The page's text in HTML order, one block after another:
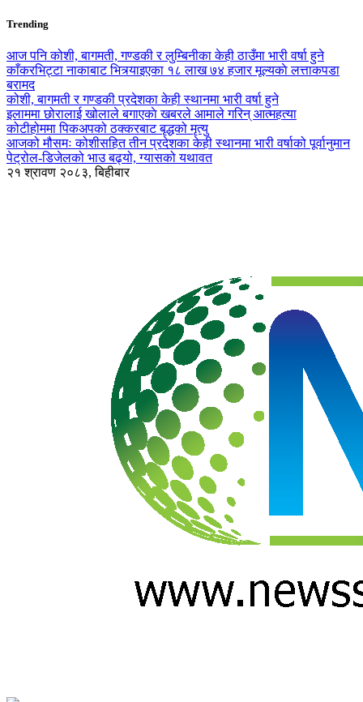
Trending
आज पनि कोशी, बागमती, गण्डकी र लुम्बिनीका केही ठाउँमा भारी वर्षा हुने
काँकरभिट्टा नाकाबाट भित्र्याइएका १८ लाख ७४ हजार मूल्यकाे लत्ताकपडा
बरामद
कोशी, बागमती र गण्डकी प्रदेशका केही स्थानमा भारी वर्षा हुने
इलाममा छोरालाई खोलाले बगाएकाे खबरले आमाले गरिन् आत्महत्या
कोटीहोममा पिकअपको ठक्करबाट बृद्धको मृत्यु
आजको मौसमः कोशीसहित तीन प्रदेशका केही स्थानमा भारी वर्षाको पूर्वानुमान
पेट्रोल-डिजेलको भाउ बढ्यो, ग्यासको यथावत
२१ श्रावण २०८३, बिहीबार